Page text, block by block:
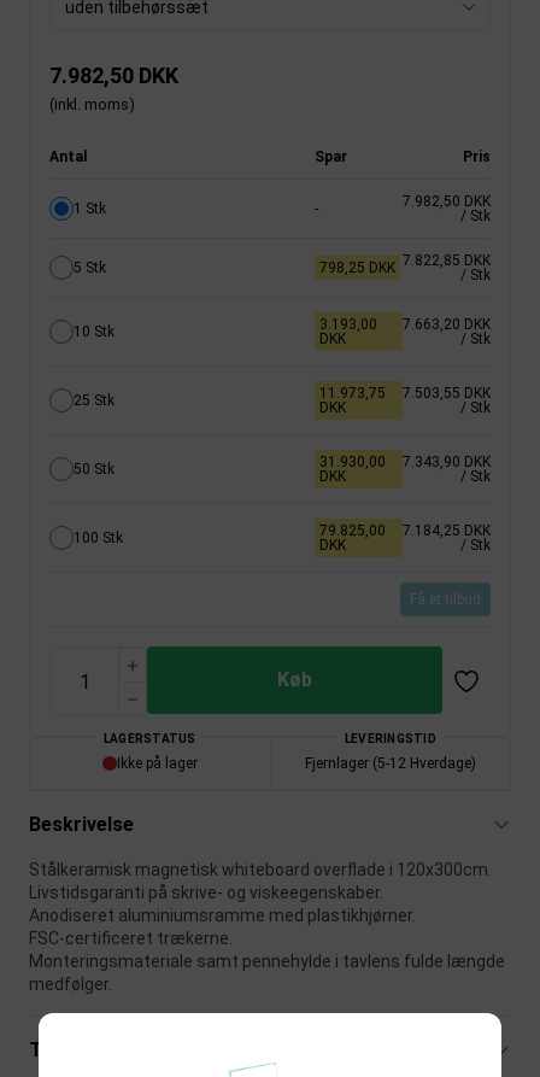
uden tilbehørssæt
7.982,50 DKK
(inkl. moms)
Antal Spar Pris
1 Stk -
7.982,50 DKK
/ Stk
5 Stk 798,25 DKK 7.822,85 DKK
/ Stk
10 Stk
3.193,00
DKK
7.663,20 DKK
/ Stk
25 Stk
11.973,75
DKK
7.503,55 DKK
/ Stk
50 Stk
31.930,00
DKK
7.343,90 DKK
/ Stk
100 Stk
79.825,00
DKK
7.184,25 DKK
/ Stk
Få et tilbud
Køb
LAGERSTATUS
Ikke på lager
LEVERINGSTID
Fjernlager (5-12 Hverdage)
Beskrivelse
Stålkeramisk magnetisk whiteboard overflade i 120x300cm.
Livstidsgaranti på skrive- og viskeegenskaber.
Anodiseret aluminiumsramme med plastikhjørner.
FSC-certificeret trækerne.
Monteringsmateriale samt pennehylde i tavlens fulde længde
medfølger.
Tekniske specifikationer